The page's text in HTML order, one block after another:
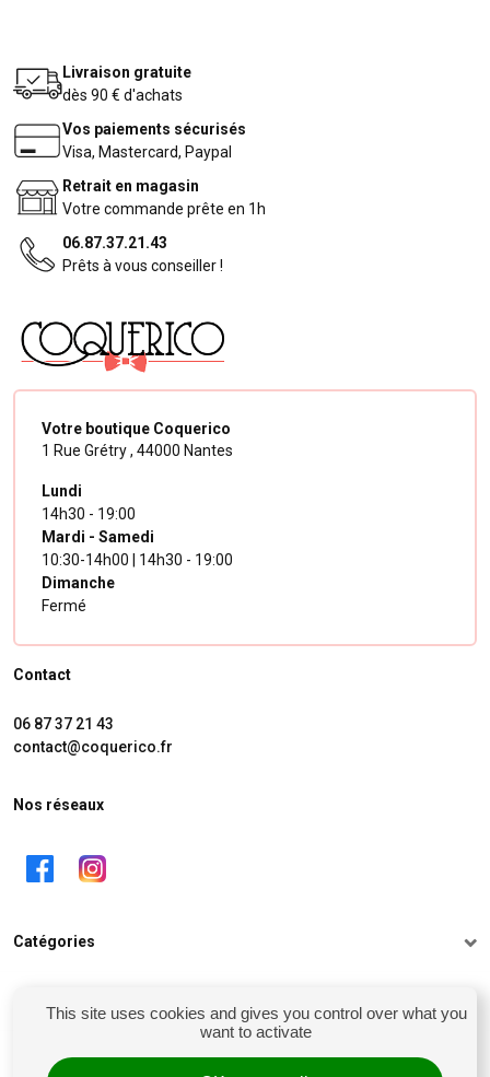
Livraison gratuite
dès 90 € d'achats
Vos paiements sécurisés
Visa, Mastercard, Paypal
Retrait en magasin
Votre commande prête en 1h
06.87.37.21.43
Prêts à vous conseiller !
Votre boutique Coquerico
1 Rue Grétry , 44000 Nantes
Lundi
14h30 - 19:00
Mardi - Samedi
10:30-14h00 | 14h30 - 19:00
Dimanche
Fermé
Contact
06 87 37 21 43
contact@coquerico.fr
Nos réseaux
Catégories
Mon compte
This site uses cookies and gives you control over what you
want to activate